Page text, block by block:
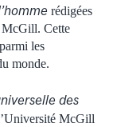
rédigées
McGill. Cette
les
monde.
des
McGill